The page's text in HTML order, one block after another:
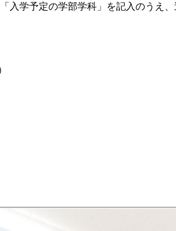
学予定の学部学科」を記入のうえ、